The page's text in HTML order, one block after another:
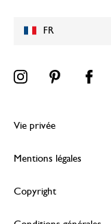
FR
Vie privée
Mentions légales
Copyright